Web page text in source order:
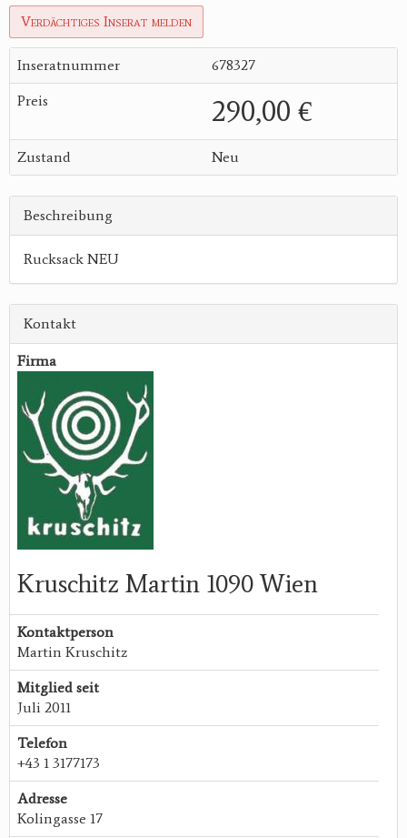
Verdächtiges Inserat melden
Inseratnummer 678327
Preis 290,00 €
Zustand Neu
Beschreibung
Rucksack NEU
Kontakt
Firma
Kruschitz Martin 1090 Wien
Kontaktperson
Martin Kruschitz
Mitglied seit
Juli 2011
Telefon
+43 1 3177173
Adresse
Kolingasse 17